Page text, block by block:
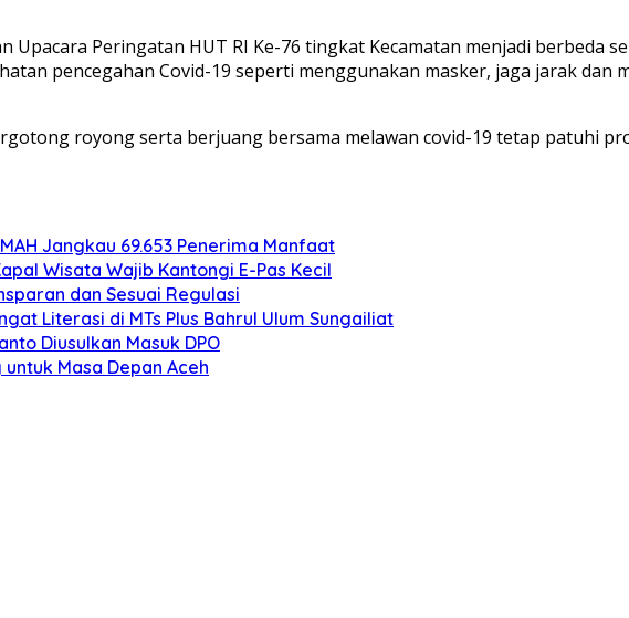
Upacara Peringatan HUT RI Ke-76 tingkat Kecamatan menjadi berbeda
pencegahan Covid-19 seperti menggunakan masker, jaga jarak dan
royong serta berjuang bersama melawan covid-19 tetap patuhi
Jangkau 69.653 Penerima Manfaat
Wisata Wajib Kantongi E-Pas Kecil
dan Sesuai Regulasi
Literasi di MTs Plus Bahrul Ulum Sungailiat
Diusulkan Masuk DPO
Masa Depan Aceh